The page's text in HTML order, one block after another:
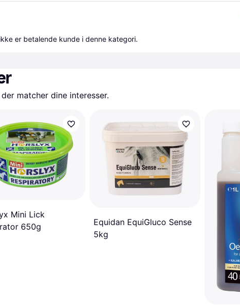
er betalende kunde i denne kategori.
matcher dine interesser.
Mini Lick
650g
Equidan EquiGluco Sense
5kg